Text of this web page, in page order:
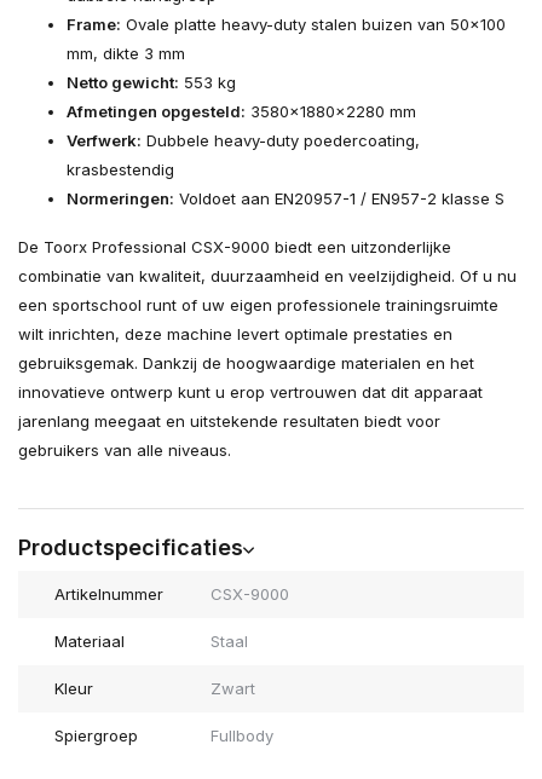
Frame: Ovale platte heavy-duty stalen buizen van 50x100
mm, dikte 3 mm
Netto gewicht: 553 kg
Afmetingen opgesteld: 3580x1880x2280 mm
Verfwerk: Dubbele heavy-duty poedercoating,
krasbestendig
Normeringen: Voldoet aan EN20957-1 / EN957-2 klasse S
De Toorx Professional CSX-9000 biedt een uitzonderlijke
combinatie van kwaliteit, duurzaamheid en veelzijdigheid. Of u nu
een sportschool runt of uw eigen professionele trainingsruimte
wilt inrichten, deze machine levert optimale prestaties en
gebruiksgemak. Dankzij de hoogwaardige materialen en het
innovatieve ontwerp kunt u erop vertrouwen dat dit apparaat
jarenlang meegaat en uitstekende resultaten biedt voor
gebruikers van alle niveaus.
Productspecificaties
Artikelnummer CSX-9000
Materiaal Staal
Kleur Zwart
Spiergroep Fullbody